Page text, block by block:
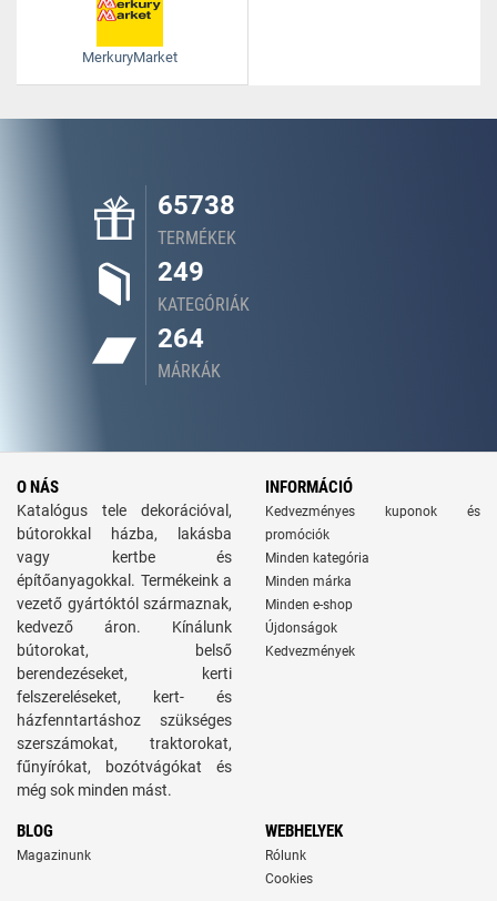
MerkuryMarket
65738
TERMÉKEK
249
KATEGÓRIÁK
264
MÁRKÁK
O NÁS
Katalógus tele dekorációval,
bútorokkal házba, lakásba
vagy kertbe és
építőanyagokkal. Termékeink a
vezető gyártóktól származnak,
kedvező áron. Kínálunk
bútorokat, belső
berendezéseket, kerti
felszereléseket, kert- és
házfenntartáshoz szükséges
szerszámokat, traktorokat,
fűnyírókat, bozótvágókat és
még sok minden mást.
INFORMÁCIÓ
Kedvezményes kuponok és
promóciók
Minden kategória
Minden márka
Minden e-shop
Újdonságok
Kedvezmények
BLOG
Magazinunk
WEBHELYEK
Rólunk
Cookies